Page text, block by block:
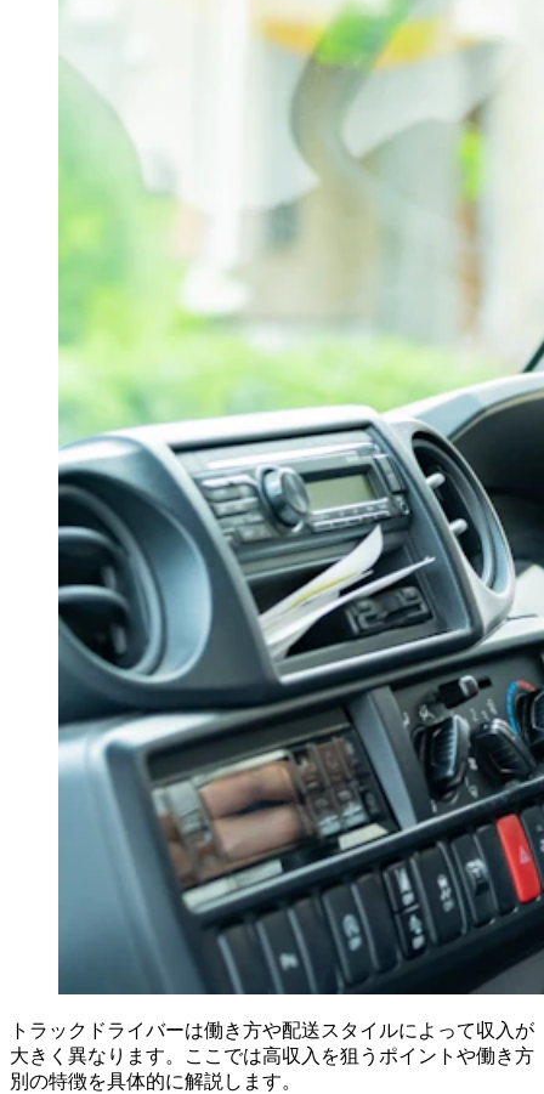
トラックドライバーは働き方や配送スタイルによって収入が
大きく異なります。ここでは高収入を狙うポイントや働き方
別の特徴を具体的に解説します。